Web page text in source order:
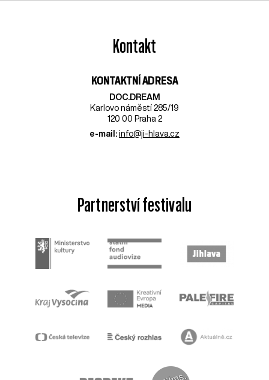
Kontakt
KONTAKTNÍ ADRESA
DOC.DREAM​
Karlovo náměstí 285/19
120 00 Praha 2
e-mail: info@ji-hlava.cz
Partnerství festivalu